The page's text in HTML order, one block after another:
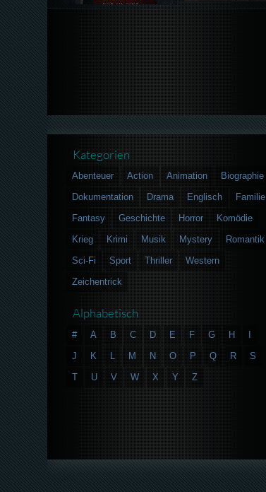
Kategorien
Abenteuer Action Animation
Biographie
Dokumentation
Drama Englisch
Familie
Fantasy
Geschichte Horror
Komödie
Krieg
Krimi Musik Mystery
Romantik
Sci-Fi
Sport Thriller
Western
Zeichentrick
Alphabetisch
# A B C D E F G H
J
K L M N O P Q R
S
T
U V W X Y Z